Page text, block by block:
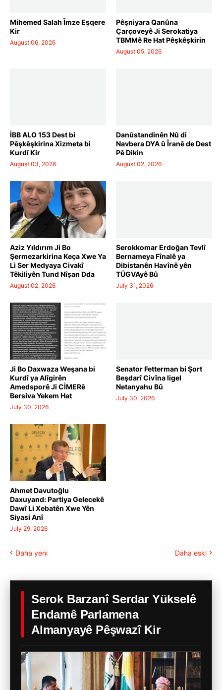
Mihemed Salah Îmze Eşqere
Kir
August 06, 2026
Pêşniyara Qanûna
Çarçoveyê Ji Serokatiya
TBMMê Re Hat Pêşkêşkirin
August 05, 2026
İBB ALO 153 Dest bi
Pêşkêşkirina Xizmeta bi
Kurdî Kir
August 03, 2026
Danûstandinên Nû di
Navbera DYA û Îranê de Dest
Pê Dikin
August 02, 2026
Aziz Yıldırım Ji Bo
Şermezarkirina Keça Xwe Ya
Li Ser Medyaya Civakî
Têkiliyên Tund Nîşan Dda
August 02, 2026
Serokkomar Erdoğan Tevlî
Bernameya Fînalê ya
Dibistanên Havînê yên
TÜGVAyê Bû
July 31, 2026
Ji Bo Daxwaza Weşana bi
Kurdî ya Alîgirên
Amedsporê Ji CİMERê
Bersiva Yekem Hat
July 30, 2026
Senator Fetterman bi Şort
Beşdarî Civîna ligel
Netanyahu Bû
July 30, 2026
Ahmet Davutoğlu
Daxuyand: Partiya Gelecekê
Dawî Li Xebatên Xwe Yên
Siyasi Anî
July 29, 2026
Daha yeni Daha eski
Serok Barzanî Serdar Yükselê
Endamê Parlamena
Almanyayê Pêşwazî Kir